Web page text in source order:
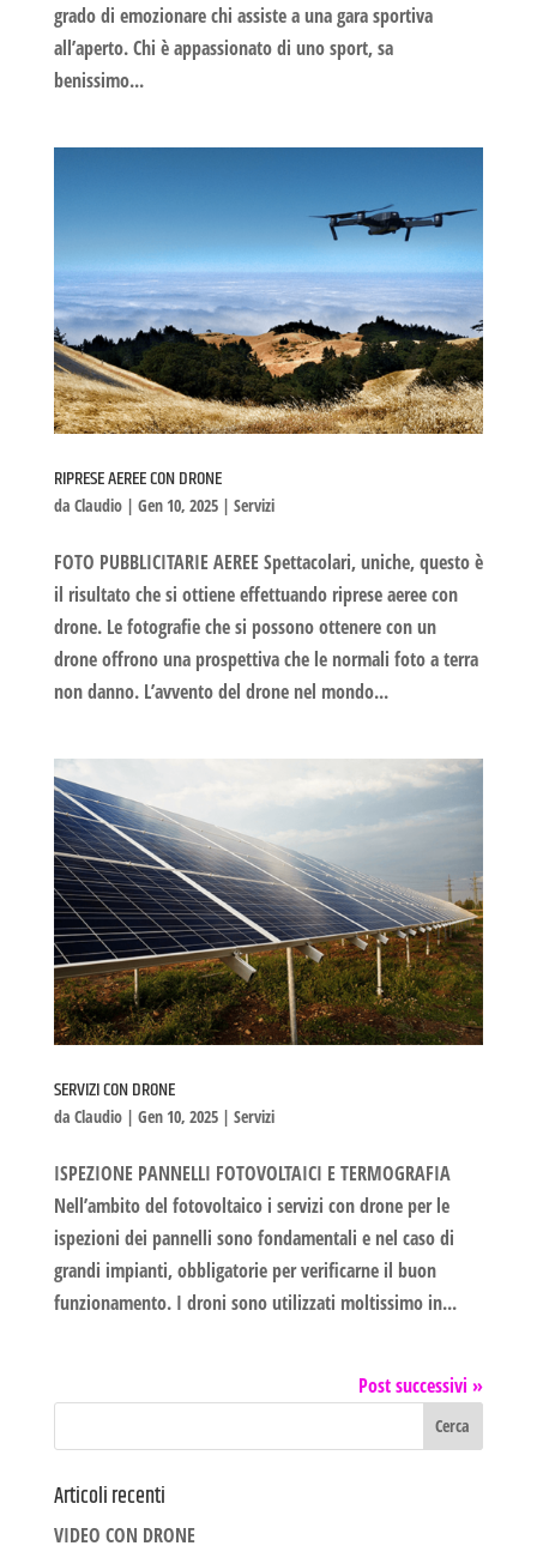
grado di emozionare chi assiste a una gara sportiva
all’aperto. Chi è appassionato di uno sport, sa
benissimo...
RIPRESE AEREE CON DRONE
da Claudio| Gen 10, 2025| Servizi
FOTO PUBBLICITARIE AEREE Spettacolari, uniche, questo è
il risultato che si ottiene effettuando riprese aeree con
drone. Le fotografie che si possono ottenere con un
drone offrono una prospettiva che le normali foto a terra
non danno. L’avvento del drone nel mondo...
SERVIZI CON DRONE
da Claudio| Gen 10, 2025| Servizi
ISPEZIONE PANNELLI FOTOVOLTAICI E TERMOGRAFIA
Nell’ambito del fotovoltaico i servizi con drone per le
ispezioni dei pannelli sono fondamentali e nel caso di
grandi impianti, obbligatorie per verificarne il buon
funzionamento. I droni sono utilizzati moltissimo in...
Post successivi »
Articoli recenti
VIDEO CON DRONE